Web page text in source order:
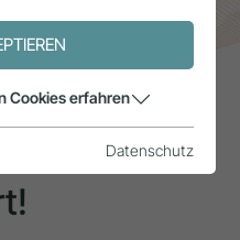
Cookies erfahren
Datenschutz